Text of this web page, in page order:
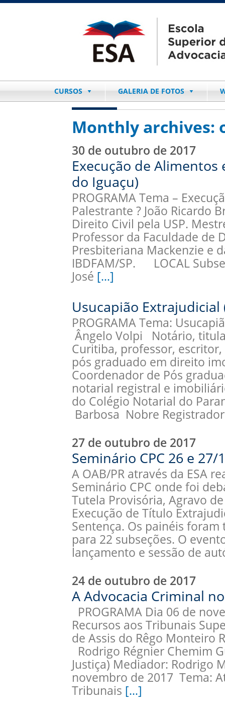
CURSOS GALERIA DE FOTOS
Monthly archives:
30 de outubro de 2017
Execução de Alimentos
do Iguaçu)
PROGRAMA Tema –
Palestrante ? João Ricardo
Direito Civil pela USP.
Professor da Faculdade de
Presbiteriana Mackenzie e
IBDFAM/SP. LOCAL
José […]
Usucapião Extrajudicial
PROGRAMA Tema:
Ângelo Volpi Notário,
Curitiba, professor,
pós graduado em direito
Coordenador de Pós
notarial registral e
do Colégio Notarial do
Barbosa Nobre
27 de outubro de 2017
Seminário CPC 26 e 27/
A OAB/PR através da ESA
Seminário CPC onde foi
Tutela Provisória, Agravo
Execução de Título
Sentença. Os painéis
para 22 subseções. O
lançamento e sessão de
24 de outubro de 2017
A Advocacia Criminal
PROGRAMA Dia 06 de
Recursos aos Tribunais
de Assis do Rêgo
Rodrigo Régnier Chemim
Justiça) Mediador: Rodrigo
novembro de 2017 Tema:
Tribunais […]